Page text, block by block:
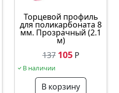
Торцевой профиль
для поликарбоната 8
мм. Прозрачный (2.1
м)
137 105Р
В наличии
В корзину